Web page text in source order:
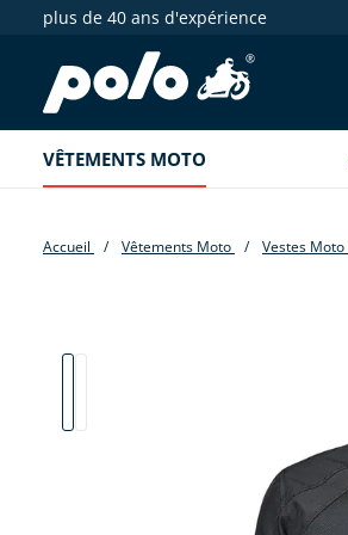
Aller à la navigation principale
plus de 40 ans d'expérience
VÊTEMENTS MOTO
Accueil Vêtements Moto Vestes Moto
Passer la galerie d'images